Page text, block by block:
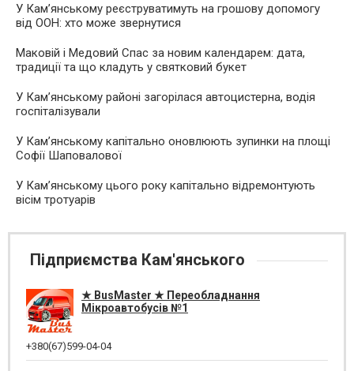
У Кам’янському реєструватимуть на грошову допомогу
від ООН: хто може звернутися
Маковій і Медовий Спас за новим календарем: дата,
традиції та що кладуть у святковий букет
У Кам’янському районі загорілася автоцистерна, водія
госпіталізували
У Кам’янському капітально оновлюють зупинки на площі
Софії Шаповалової
У Кам’янському цього року капітально відремонтують
вісім тротуарів
Підприємства Кам'янського
★ BusMaster ★ Переобладнання
Мікроавтобусів №1
+380(67)599-04-04